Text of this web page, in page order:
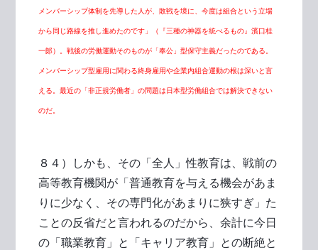
メンバーシップ体制を先導した人が、敗戦を境に、今度は組合という立場
から同じ路線を推し進めたのです」（『三種の神器を統べるもの』濱口桂
一郞）。戦後の労働運動そのものが「奉公」型保守主義だったのである。
メンバーシップ型雇用に関わる終身雇用や企業内組合運動の根は深いと言
える。最近の「非正規労働者」の問題は日本型労働組合では解決できない
のだ。
８４）しかも、その「全人」性教育は、戦前の
高等教育機関が「普通教育を与える機会があま
りに少なく、その専門化があまりに狭すぎ」た
ことの反省だと言われるのだから、余計に今日
の「職業教育」と「キャリア教育」との断絶と